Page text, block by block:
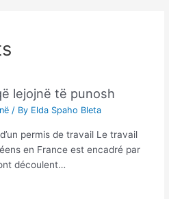
lejojnë të punosh
/ By Elda Spaho Bleta
permis de travail Le travail
en France est encadré par
découlent…